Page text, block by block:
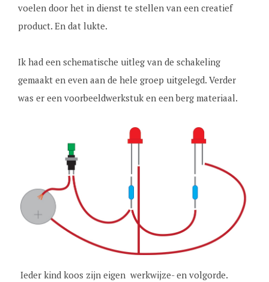
voelen door het in dienst te stellen van een creatief
product. En dat lukte.
Ik had een schematische uitleg van de schakeling
gemaakt en even aan de hele groep uitgelegd. Verder
was er een voorbeeldwerkstuk en een berg materiaal.
Ieder kind koos zijn eigen werkwijze- en volgorde.